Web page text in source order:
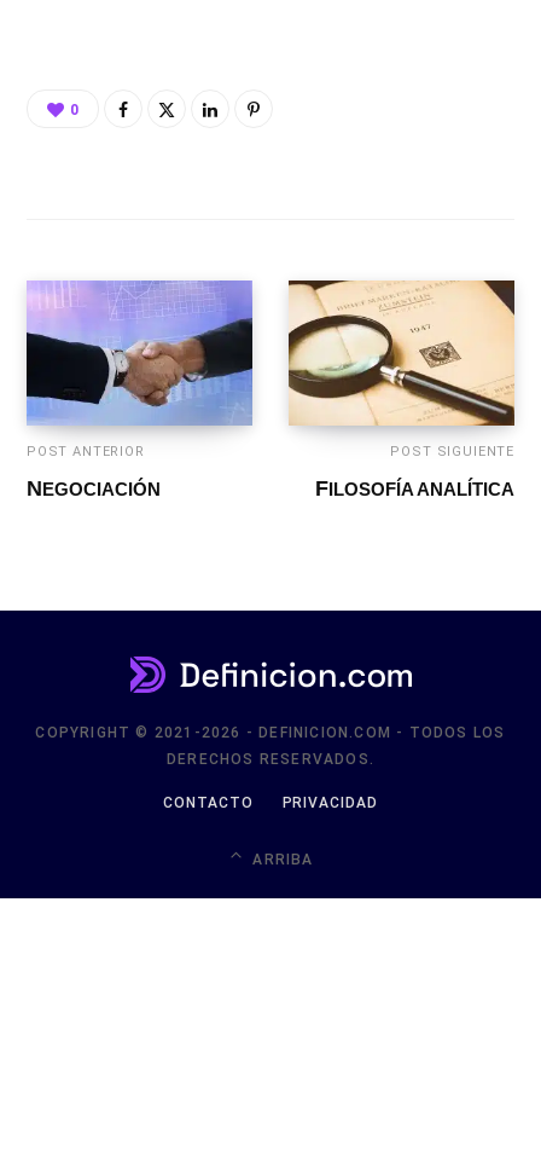
0
POST ANTERIOR
NEGOCIACIÓN
POST SIGUIENTE
FILOSOFÍA ANALÍTICA
COPYRIGHT © 2021-2026 - DEFINICION.COM - TODOS LOS
DERECHOS RESERVADOS.
CONTACTO PRIVACIDAD
ARRIBA